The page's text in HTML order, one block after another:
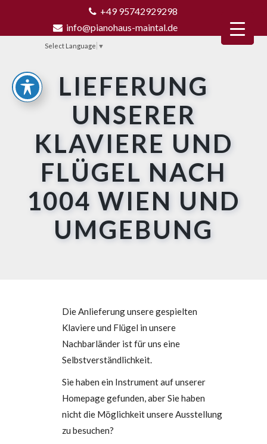
+49 95742929298
info@pianohaus-maintal.de
Select Language ▼
LIEFERUNG
UNSERER
KLAVIERE UND
FLÜGEL NACH
1004 WIEN UND
UMGEBUNG
Die Anlieferung unsere gespielten
Klaviere und Flügel in unsere
Nachbarländer ist für uns eine
Selbstverständlichkeit.
Sie haben ein Instrument auf unserer
Homepage gefunden, aber Sie haben
nicht die Möglichkeit unsere Ausstellung
zu besuchen?